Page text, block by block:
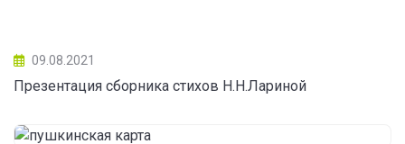
09.08.2021
Презентация сборника стихов Н.Н.Лариной